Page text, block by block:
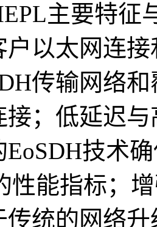
主要特征
以太网连接
输网络和
接；低延迟
技术确
性能指标；
的网络升